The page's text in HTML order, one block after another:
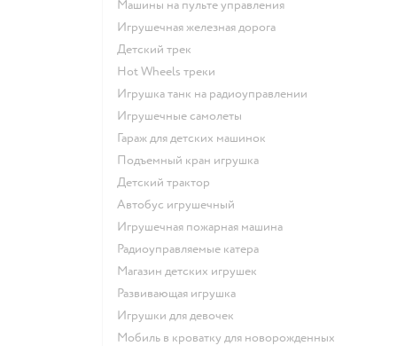
Машины на пульте управления
Игрушечная железная дорога
Детский трек
Hot Wheels треки
Игрушка танк на радиоуправлении
Игрушечные самолеты
Гараж для детских машинок
Подъемный кран игрушка
Детский трактор
Автобус игрушечный
Игрушечная пожарная машина
Радиоуправляемые катера
Магазин детских игрушек
Развивающая игрушка
Игрушки для девочек
Мобиль в кроватку для новорожденных